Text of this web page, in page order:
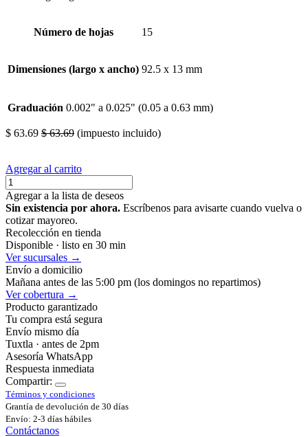
Número de hojas 15
Dimensiones (largo x ancho) 92.5 x 13 mm
Graduación 0.002" a 0.025" (0.05 a 0.63 mm)
$ 63.69 $63.69 (impuesto incluido)
Agregar al carrito
Agregar a la lista de deseos
Sin existencia por ahora. Escríbenos para avisarte cuando vuelva o
cotizar mayoreo.
Recolección en tienda
Disponible · listo en 30 min
Ver sucursales →
Envío a domicilio
Mañana antes de las 5:00 pm (los domingos no repartimos)
Ver cobertura →
Producto garantizado
Tu compra está segura
Envío mismo día
Tuxtla · antes de 2pm
Asesoría WhatsApp
Respuesta inmediata
Compartir:
Términos y condiciones
Grantía de devolución de 30 días
Envío: 2-3 días hábiles
Contáctanos